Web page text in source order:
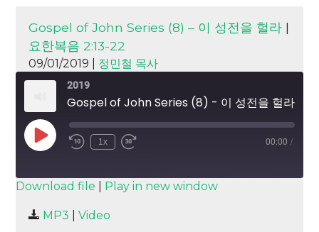
Gospel of John Series (8) – 이 성전을 헐라 |
요한복음 2:13-22
09/01/2019 | 정민철 목사
2019
Gospel of John Series (8) - 이 성전을 헐라
Play
Episode
1x 00:00 /
SUBSCRIBE
RSS FEED
SHARE
Download file Play in new window
MP3 Video